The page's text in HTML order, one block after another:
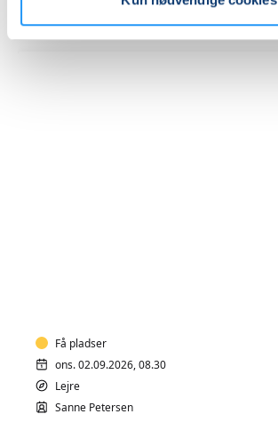
Relaterede hold
Få pladser
ons. 02.09.2026, 08.30
Lejre
Sanne Petersen